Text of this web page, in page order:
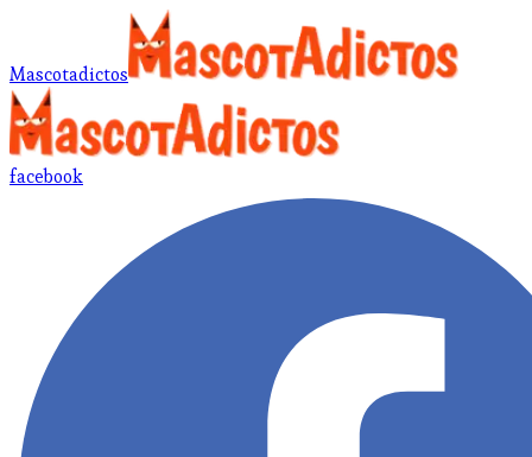
Mascotadictos
facebook